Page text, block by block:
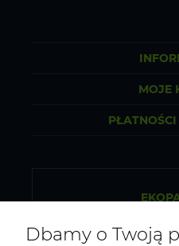
MOJE
Sklep internetowy
Dbamy o Twoją